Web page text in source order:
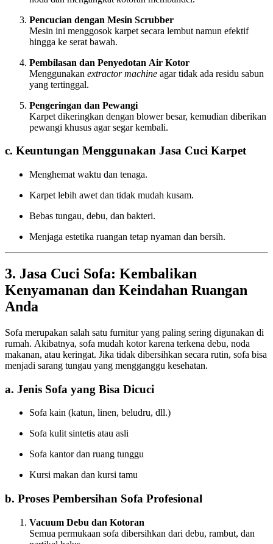
Pencucian dengan Mesin Scrubber
Mesin ini menggosok karpet secara lembut namun efektif
hingga ke serat bawah.
Pembilasan dan Penyedotan Air Kotor
Menggunakan extractor machine agar tidak ada residu sabun
yang tertinggal.
Pengeringan dan Pewangi
Karpet dikeringkan dengan blower besar, kemudian diberikan
pewangi khusus agar segar kembali.
c. Keuntungan Menggunakan Jasa Cuci Karpet
Menghemat waktu dan tenaga.
Karpet lebih awet dan tidak mudah kusam.
Bebas tungau, debu, dan bakteri.
Menjaga estetika ruangan tetap nyaman dan bersih.
3. Jasa Cuci Sofa: Kembalikan
Kenyamanan dan Keindahan Ruangan
Anda
Sofa merupakan salah satu furnitur yang paling sering digunakan di
rumah. Akibatnya, sofa mudah kotor karena terkena debu, noda
makanan, atau keringat. Jika tidak dibersihkan secara rutin, sofa bisa
menjadi sarang tungau yang mengganggu kesehatan.
a. Jenis Sofa yang Bisa Dicuci
Sofa kain (katun, linen, beludru, dll.)
Sofa kulit sintetis atau asli
Sofa kantor dan ruang tunggu
Kursi makan dan kursi tamu
b. Proses Pembersihan Sofa Profesional
Vacuum Debu dan Kotoran
Semua permukaan sofa dibersihkan dari debu, rambut, dan